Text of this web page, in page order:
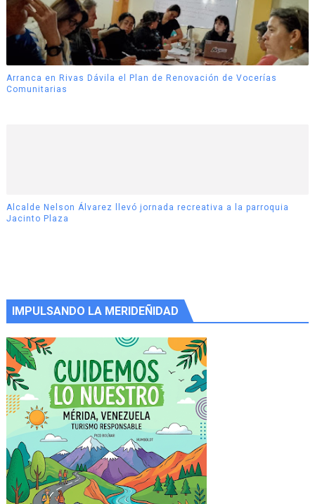
Arranca en Rivas Dávila el Plan de Renovación de Vocerías
Comunitarias
Alcalde Nelson Álvarez llevó jornada recreativa a la parroquia
Jacinto Plaza
IMPULSANDO LA MERIDEÑIDAD